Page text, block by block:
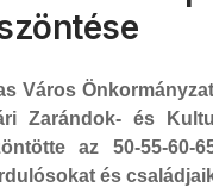
Város
Zarándok- és
az 50-55-60-
és